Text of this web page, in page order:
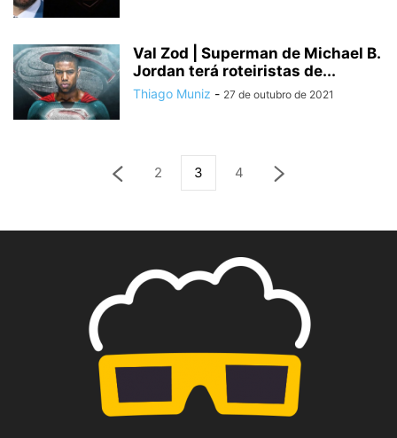
Val Zod | Superman de Michael B.
Jordan terá roteiristas de...
Thiago Muniz - 27 de outubro de 2021
2 3 4